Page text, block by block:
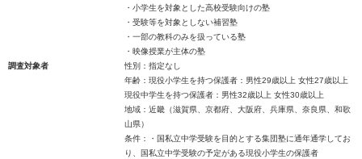
・小学生を対象とした高校受験向けの塾
・受験等を対象としない補習塾
・一部の教科のみを扱っている塾
・映像授業が主体の塾
調査対象者
性別：指定なし
年齢：現役小学生を持つ保護者：男性29歳以上 女性27歳以上
現役中学生を持つ保護者：男性32歳以上 女性30歳以上
地域：近畿（滋賀県、京都府、大阪府、兵庫県、奈良県、和歌
山県）
条件：・国私立中学受験を目的とする集団塾に通年通学してお
り、国私立中学受験の予定がある現役小学生の保護者